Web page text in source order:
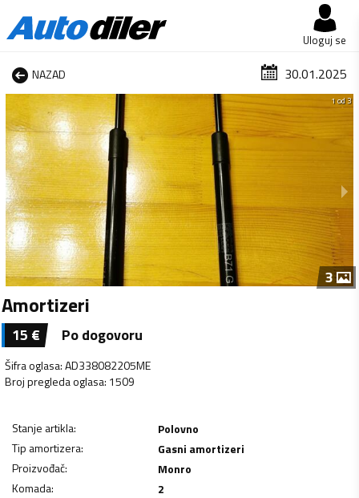
Uloguj se
NAZAD 30.01.2025
1 od 3
3
Amortizeri
15 € Po dogovoru
Šifra oglasa:AD338082205ME
Broj pregleda oglasa: 1509
Stanje artikla:
Polovno
Tip amortizera:
Gasni amortizeri
Proizvođač:
Monro
Komada: 2